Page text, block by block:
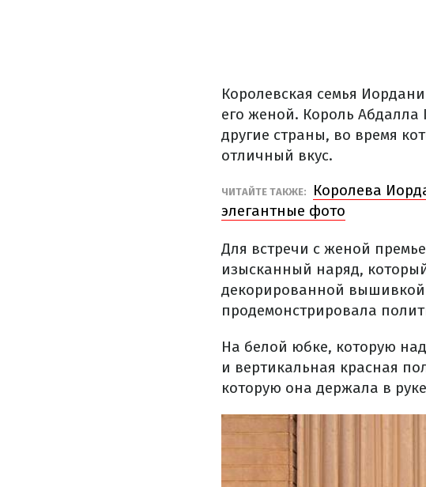
Королевская семья
его женой. Король
другие страны, во время
отличный вкус.
ЧИТАЙТЕ ТАКЖЕ:
Королева
элегантные фото
Для встречи с женой
изысканный наряд,
декорированной
продемонстрировала
На белой юбке, которую
и вертикальная красная
которую она держала в